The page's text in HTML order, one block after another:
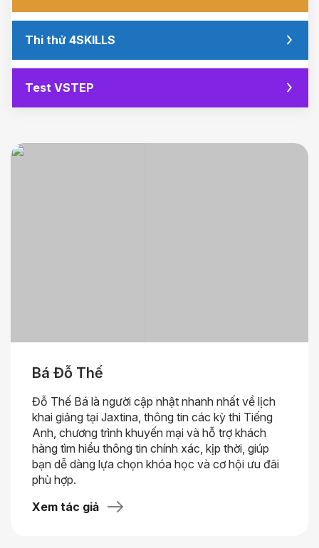
Thi thử 4SKILLS
Test VSTEP
Bá Đỗ Thế
Đỗ Thế Bá là người cập nhật nhanh nhất về lịch
khai giảng tại Jaxtina, thông tin các kỳ thi Tiếng
Anh, chương trình khuyến mại và hỗ trợ khách
hàng tìm hiểu thông tin chính xác, kịp thời, giúp
bạn dễ dàng lựa chọn khóa học và cơ hội ưu đãi
phù hợp.
Xem tác giả